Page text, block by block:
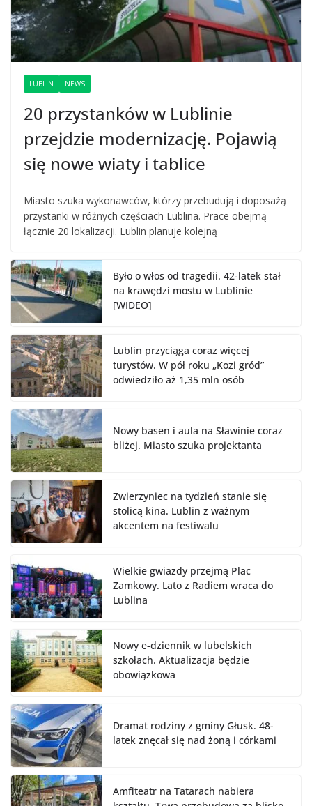
LUBLIN NEWS
20 przystanków w Lublinie
przejdzie modernizację. Pojawią
się nowe wiaty i tablice
Miasto szuka wykonawców, którzy przebudują i doposażą
przystanki w różnych częściach Lublina. Prace obejmą
łącznie 20 lokalizacji. Lublin planuje kolejną
Było o włos od tragedii. 42-latek stał
na krawędzi mostu w Lublinie
[WIDEO]
Lublin przyciąga coraz więcej
turystów. W pół roku „Kozi gród”
odwiedziło aż 1,35 mln osób
Nowy basen i aula na Sławinie coraz
bliżej. Miasto szuka projektanta
Zwierzyniec na tydzień stanie się
stolicą kina. Lublin z ważnym
akcentem na festiwalu
Wielkie gwiazdy przejmą Plac
Zamkowy. Lato z Radiem wraca do
Lublina
Nowy e-dziennik w lubelskich
szkołach. Aktualizacja będzie
obowiązkowa
Dramat rodziny z gminy Głusk. 48-
latek znęcał się nad żoną i córkami
Amfiteatr na Tatarach nabiera